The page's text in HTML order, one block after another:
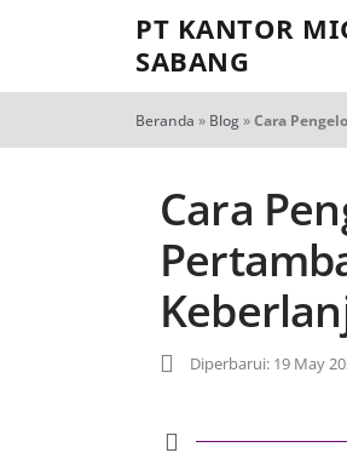
PT KANTOR
SABANG
Beranda » Blog»Cara
Cara
Diperbarui: 19 May